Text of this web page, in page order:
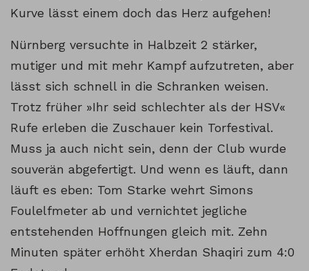
Kurve lässt einem doch das Herz aufgehen!
Nürnberg versuchte in Halbzeit 2 stärker,
mutiger und mit mehr Kampf aufzutreten, aber
lässt sich schnell in die Schranken weisen.
Trotz früher »Ihr seid schlechter als der HSV«
Rufe erleben die Zuschauer kein Torfestival.
Muss ja auch nicht sein, denn der Club wurde
souverän abgefertigt. Und wenn es läuft, dann
läuft es eben: Tom Starke wehrt Simons
Foulelfmeter ab und vernichtet jegliche
entstehenden Hoffnungen gleich mit. Zehn
Minuten später erhöht Xherdan Shaqiri zum 4:0